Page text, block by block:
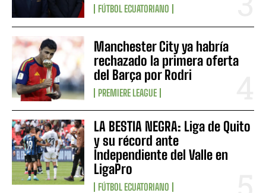
FÚTBOL ECUATORIANO
Manchester City ya habría
rechazado la primera oferta
del Barça por Rodri
PREMIERE LEAGUE
LA BESTIA NEGRA: Liga de Quito
y su récord ante
Independiente del Valle en
LigaPro
FÚTBOL ECUATORIANO